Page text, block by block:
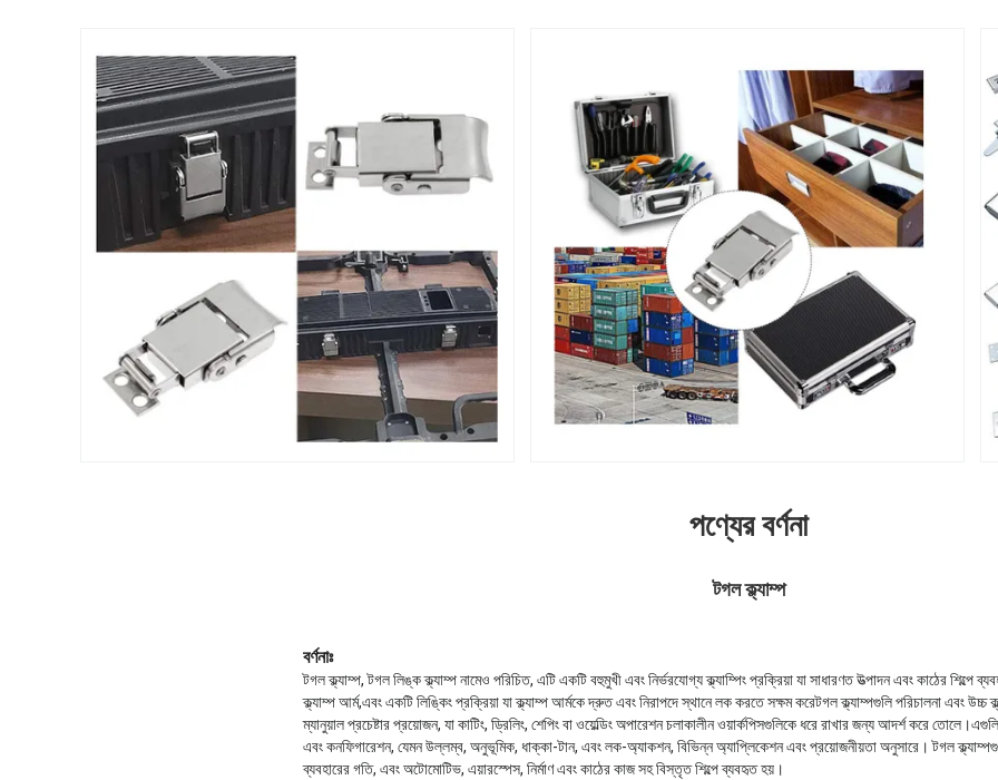
পণ্যের বর্ণনা
টগল ক্ল্যাম্প
বর্ণনাঃ
টগল ক্ল্যাম্প, টগল লিঙ্ক ক্ল্যাম্প নামেও পরিচিত, এটি একটি বহুমুখী এবং নির্ভরযোগ্য ক্ল্যাম্পিং প্রক্রিয়া যা সাধারণত উত্পাদন এবং কাঠের শিল্পে
ক্ল্যাম্প আর্ম,এবং একটি লিঙ্কিং প্রক্রিয়া যা ক্ল্যাম্প আর্মকে দ্রুত এবং নিরাপদে স্থানে লক করতে সক্ষম করেটগল ক্ল্যাম্পগুলি পরিচালনা এবং উচ্চ
ম্যানুয়াল প্রচেষ্টার প্রয়োজন, যা কাটিং, ড্রিলিং, শেপিং বা ওয়েল্ডিং অপারেশন চলাকালীন ওয়ার্কপিসগুলিকে ধরে রাখার জন্য আদর্শ করে
এবং কনফিগারেশন, যেমন উল্লম্ব, অনুভূমিক, ধাক্কা-টান, এবং লক-অ্যাকশন, বিভিন্ন অ্যাপ্লিকেশন এবং প্রয়োজনীয়তা অনুসারে। টগল
ব্যবহারের গতি, এবং অটোমোটিভ, এয়ারস্পেস, নির্মাণ এবং কাঠের কাজ সহ বিস্তৃত শিল্পে ব্যবহৃত হয়।